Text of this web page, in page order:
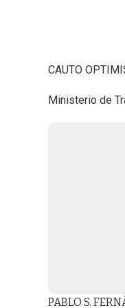
CAUTO
Ministerio de
PABLO S.